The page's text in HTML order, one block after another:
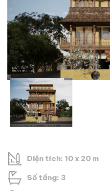
Diện tích: 10 x 20 m
Số tầng: 3